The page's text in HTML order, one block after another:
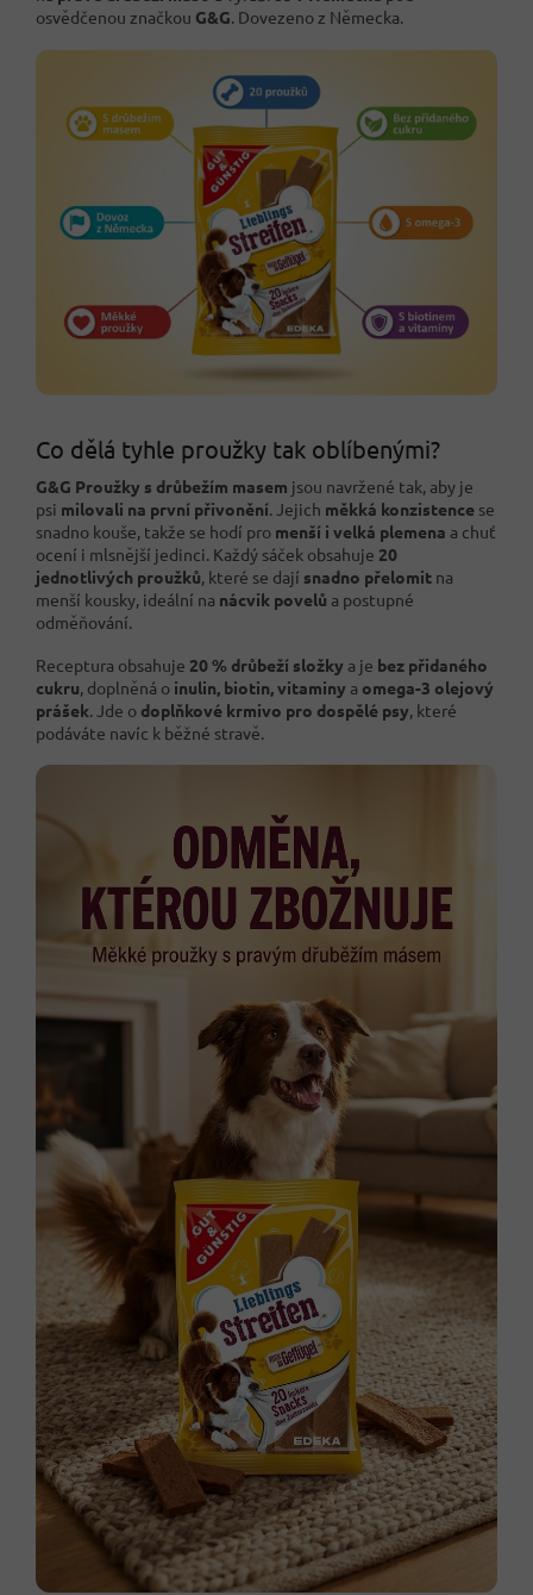
osvědčenou značkou G&G. Dovezeno z Německa.
Co dělá tyhle proužky tak oblíbenými?
G&G Proužky s drůbežím masem jsou navržené tak, aby je
psi milovali na první přivonění. Jejich měkká konzistence se
snadno kouše, takže se hodí pro menší i velká plemena a chuť
ocení i mlsnější jedinci. Každý sáček obsahuje 20
jednotlivých proužků, které se dají snadno přelomit na
menší kousky, ideální na nácvik povelů a postupné
odměňování.
Receptura obsahuje 20 % drůbeží složky a je bez přidaného
cukru, doplněná o inulin, biotin, vitaminy a omega-3 olejový
prášek. Jde o doplňkové krmivo pro dospělé psy, které
podáváte navíc k běžné stravě.